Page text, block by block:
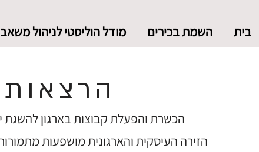
בית השמת בכירים מודל הוליסטי לניהול
הכשרת והפעלת קבוצות בארגון להשגת
הזירה העיסקית והארגונית מושפעות